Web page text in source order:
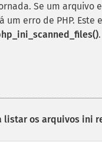
Se um
erro de PHP. Este
.
listar os arquivos ini